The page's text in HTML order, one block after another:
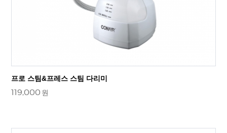
프로 스팀&프레스 스팀 다리미
119,000 원